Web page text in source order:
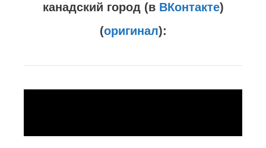
канадский город (в ВКонтакте)
(оригинал):